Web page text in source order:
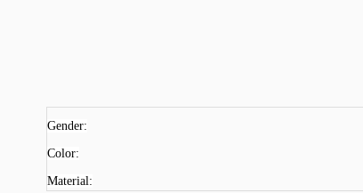
Gender:
Color:
Material: